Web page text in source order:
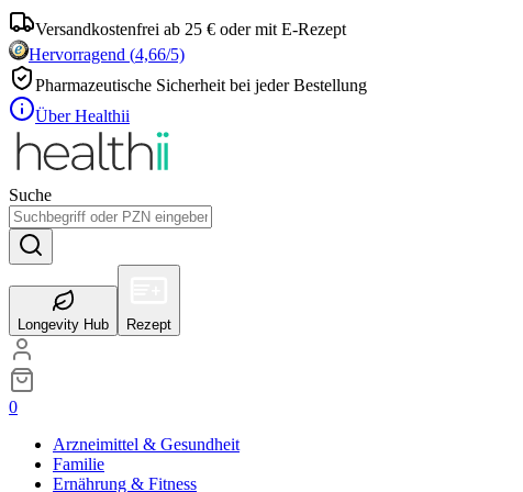
Versandkostenfrei ab 25 € oder mit E-Rezept
Hervorragend (4,66/5)
Pharmazeutische Sicherheit bei jeder Bestellung
Über Healthii
Suche
Longevity Hub Rezept
0
Arzneimittel & Gesundheit
Familie
Ernährung & Fitness